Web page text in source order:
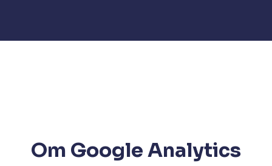
Om Google Analytics